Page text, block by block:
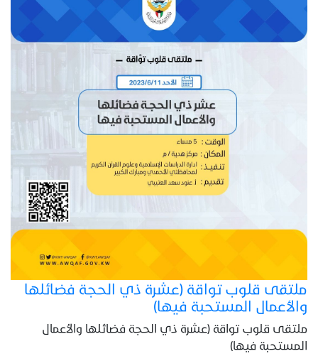
ملتقى قلوب تواقة (عشرة ذي الحجة فضائلها
والأعمال المستحبة فيها)
ملتقى قلوب تواقة (عشرة ذي الحجة فضائلها والأعمال
المستحبة فيها)